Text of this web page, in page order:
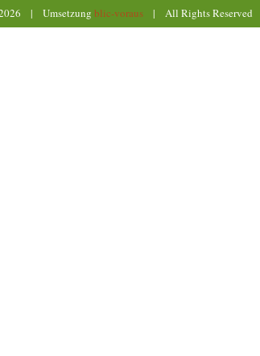
| Umsetzung blic-voraus | All Rights Reserved